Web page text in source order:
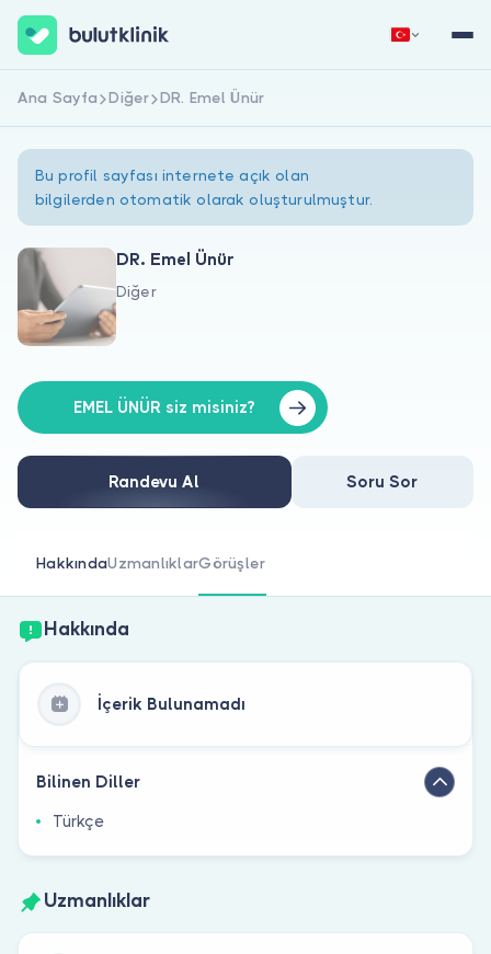
Hakkımızda
Doktorlar için
Doktor musunuz?
Hemen Kaydol
Ana Sayfa Diğer DR. Emel Ünür
Bu profil sayfası internete açık olan
bilgilerden otomatik olarak oluşturulmuştur.
DR. Emel Ünür
Diğer
EMEL ÜNÜR siz misiniz?
Randevu Al Soru Sor
HakkındaUzmanlıklarGörüşler
Hakkında
İçerik Bulunamadı
Bilinen Diller
Türkçe
Uzmanlıklar